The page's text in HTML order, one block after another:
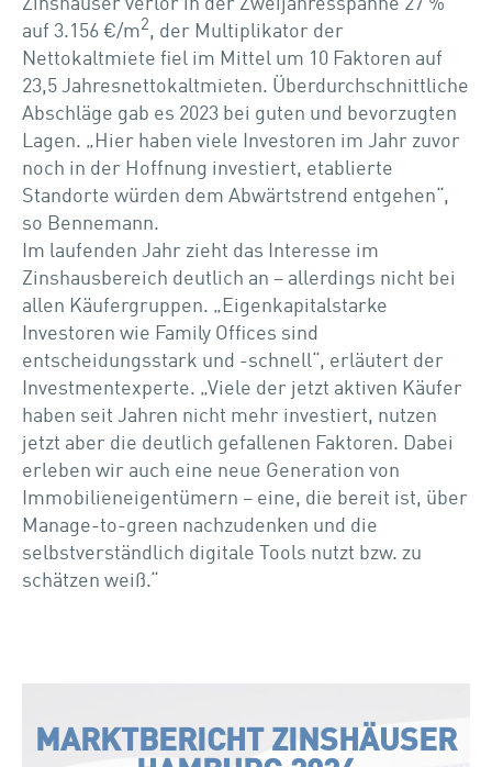
Zinshäuser verlor in der Zweijahresspanne 27 %
auf 3.156 €/m2, der Multiplikator der
Nettokaltmiete fiel im Mittel um 10 Faktoren auf
23,5 Jahresnettokaltmieten. Überdurchschnittliche
Abschläge gab es 2023 bei guten und bevorzugten
Lagen. „Hier haben viele Investoren im Jahr zuvor
noch in der Hoffnung investiert, etablierte
Standorte würden dem Abwärtstrend entgehen“,
so Bennemann.
Im laufenden Jahr zieht das Interesse im
Zinshausbereich deutlich an – allerdings nicht bei
allen Käufergruppen. „Eigenkapitalstarke
Investoren wie Family Offices sind
entscheidungsstark und -schnell“, erläutert der
Investmentexperte. „Viele der jetzt aktiven Käufer
haben seit Jahren nicht mehr investiert, nutzen
jetzt aber die deutlich gefallenen Faktoren. Dabei
erleben wir auch eine neue Generation von
Immobilieneigentümern – eine, die bereit ist, über
Manage-to-green nachzudenken und die
selbstverständlich digitale Tools nutzt bzw. zu
schätzen weiß.“
MARKTBERICHT ZINSHÄUSER